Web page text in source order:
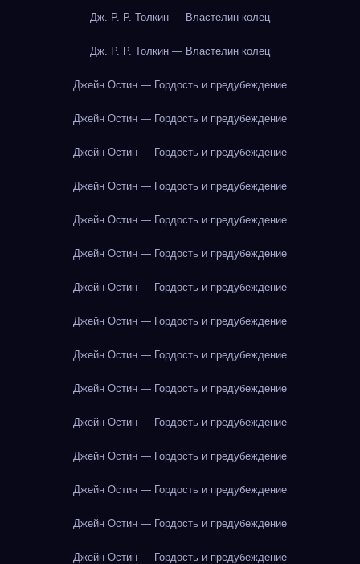
Дж. Р. Р. Толкин — Властелин колец
Дж. Р. Р. Толкин — Властелин колец
Джейн Остин — Гордость и предубеждение
Джейн Остин — Гордость и предубеждение
Джейн Остин — Гордость и предубеждение
Джейн Остин — Гордость и предубеждение
Джейн Остин — Гордость и предубеждение
Джейн Остин — Гордость и предубеждение
Джейн Остин — Гордость и предубеждение
Джейн Остин — Гордость и предубеждение
Джейн Остин — Гордость и предубеждение
Джейн Остин — Гордость и предубеждение
Джейн Остин — Гордость и предубеждение
Джейн Остин — Гордость и предубеждение
Джейн Остин — Гордость и предубеждение
Джейн Остин — Гордость и предубеждение
Джейн Остин — Гордость и предубеждение